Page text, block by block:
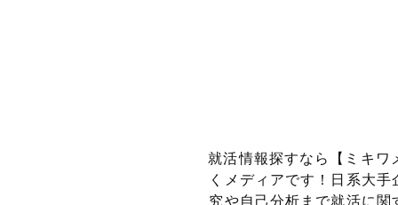
就活情報探すなら【ミキ
くメディアです！
日系大手
究や自己分析まで就活に